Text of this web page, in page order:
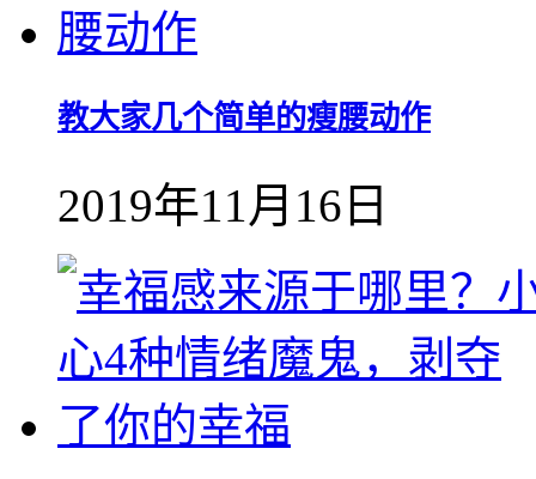
教大家几个简单的瘦腰动作
2019年11月16日